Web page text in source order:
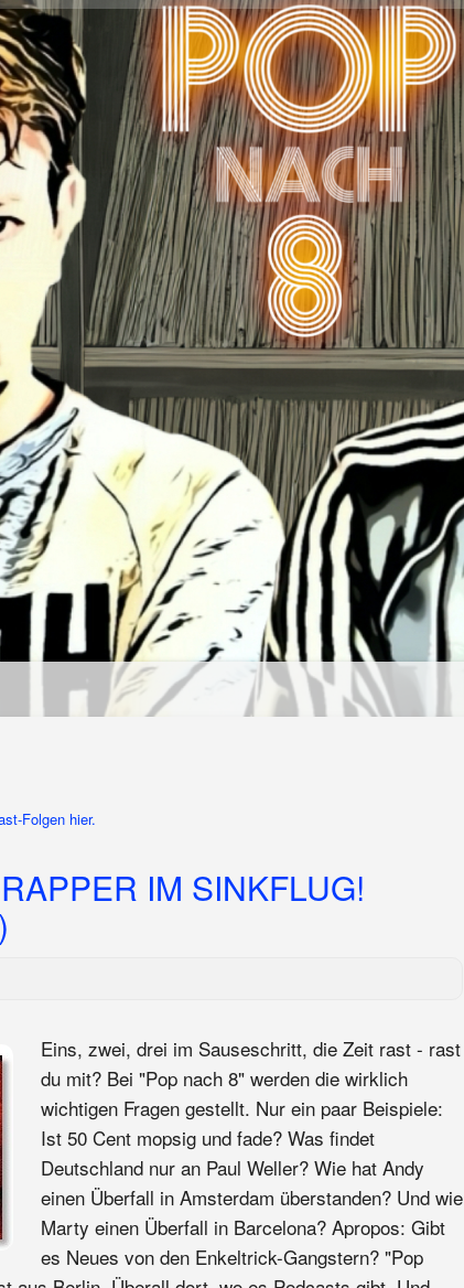
Folgen hier.
IM SINKFLUG!
Eins, zwei, drei im Sauseschritt, die Zeit rast - rast
du mit? Bei "Pop nach 8" werden die wirklich
wichtigen Fragen gestellt. Nur ein paar Beispiele:
Ist 50 Cent mopsig und fade? Was findet
Deutschland nur an Paul Weller? Wie hat Andy
einen Überfall in Amsterdam überstanden? Und wie
Marty einen Überfall in Barcelona? Apropos: Gibt
es Neues von den Enkeltrick-Gangstern? "Pop